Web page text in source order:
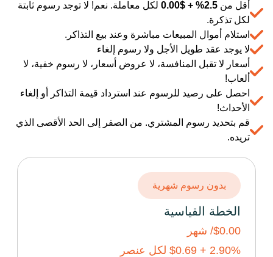
أقل من 2.5% +
$
0.00 لكل معاملة. نعم! لا توجد رسوم ثابتة
لكل تذكرة.
استلام أموال المبيعات مباشرة وعند بيع التذاكر.
لا يوجد عقد طويل الأجل ولا رسوم إلغاء
أسعار لا تقبل المنافسة، لا عروض أسعار، لا رسوم خفية، لا
ألعاب!
احصل على رصيد للرسوم عند استرداد قيمة التذاكر أو إلغاء
الأحداث!
قم بتحديد رسوم المشتري. من الصفر إلى الحد الأقصى الذي
تريده.
بدون رسوم شهرية
الخطة القياسية
$0.00/ شهر
2.90% +
$0.69 لكل عنصر